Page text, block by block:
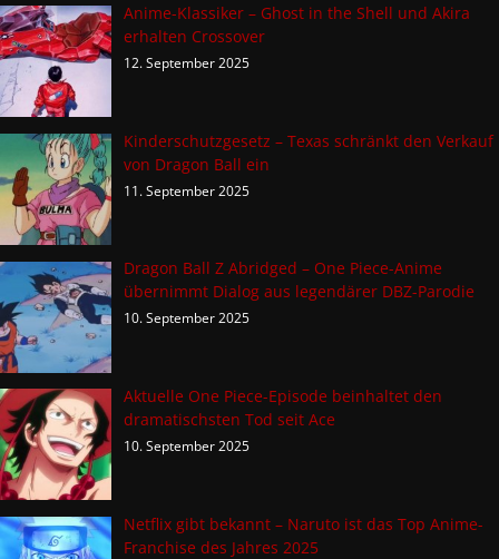
Anime-Klassiker – Ghost in the Shell und Akira
erhalten Crossover
12. September 2025
Kinderschutzgesetz – Texas schränkt den Verkauf
von Dragon Ball ein
11. September 2025
Dragon Ball Z Abridged – One Piece-Anime
übernimmt Dialog aus legendärer DBZ-Parodie
10. September 2025
Aktuelle One Piece-Episode beinhaltet den
dramatischsten Tod seit Ace
10. September 2025
Netflix gibt bekannt – Naruto ist das Top Anime-
Franchise des Jahres 2025